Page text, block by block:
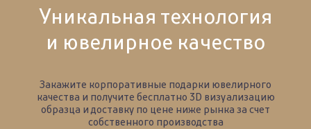
Уникальная технология
и ювелирное качество
Закажите корпоративные подарки ювелирного
качества и получите бесплатно 3D визуализацию
образца и доставку по цене ниже рынка за счет
собственного производства